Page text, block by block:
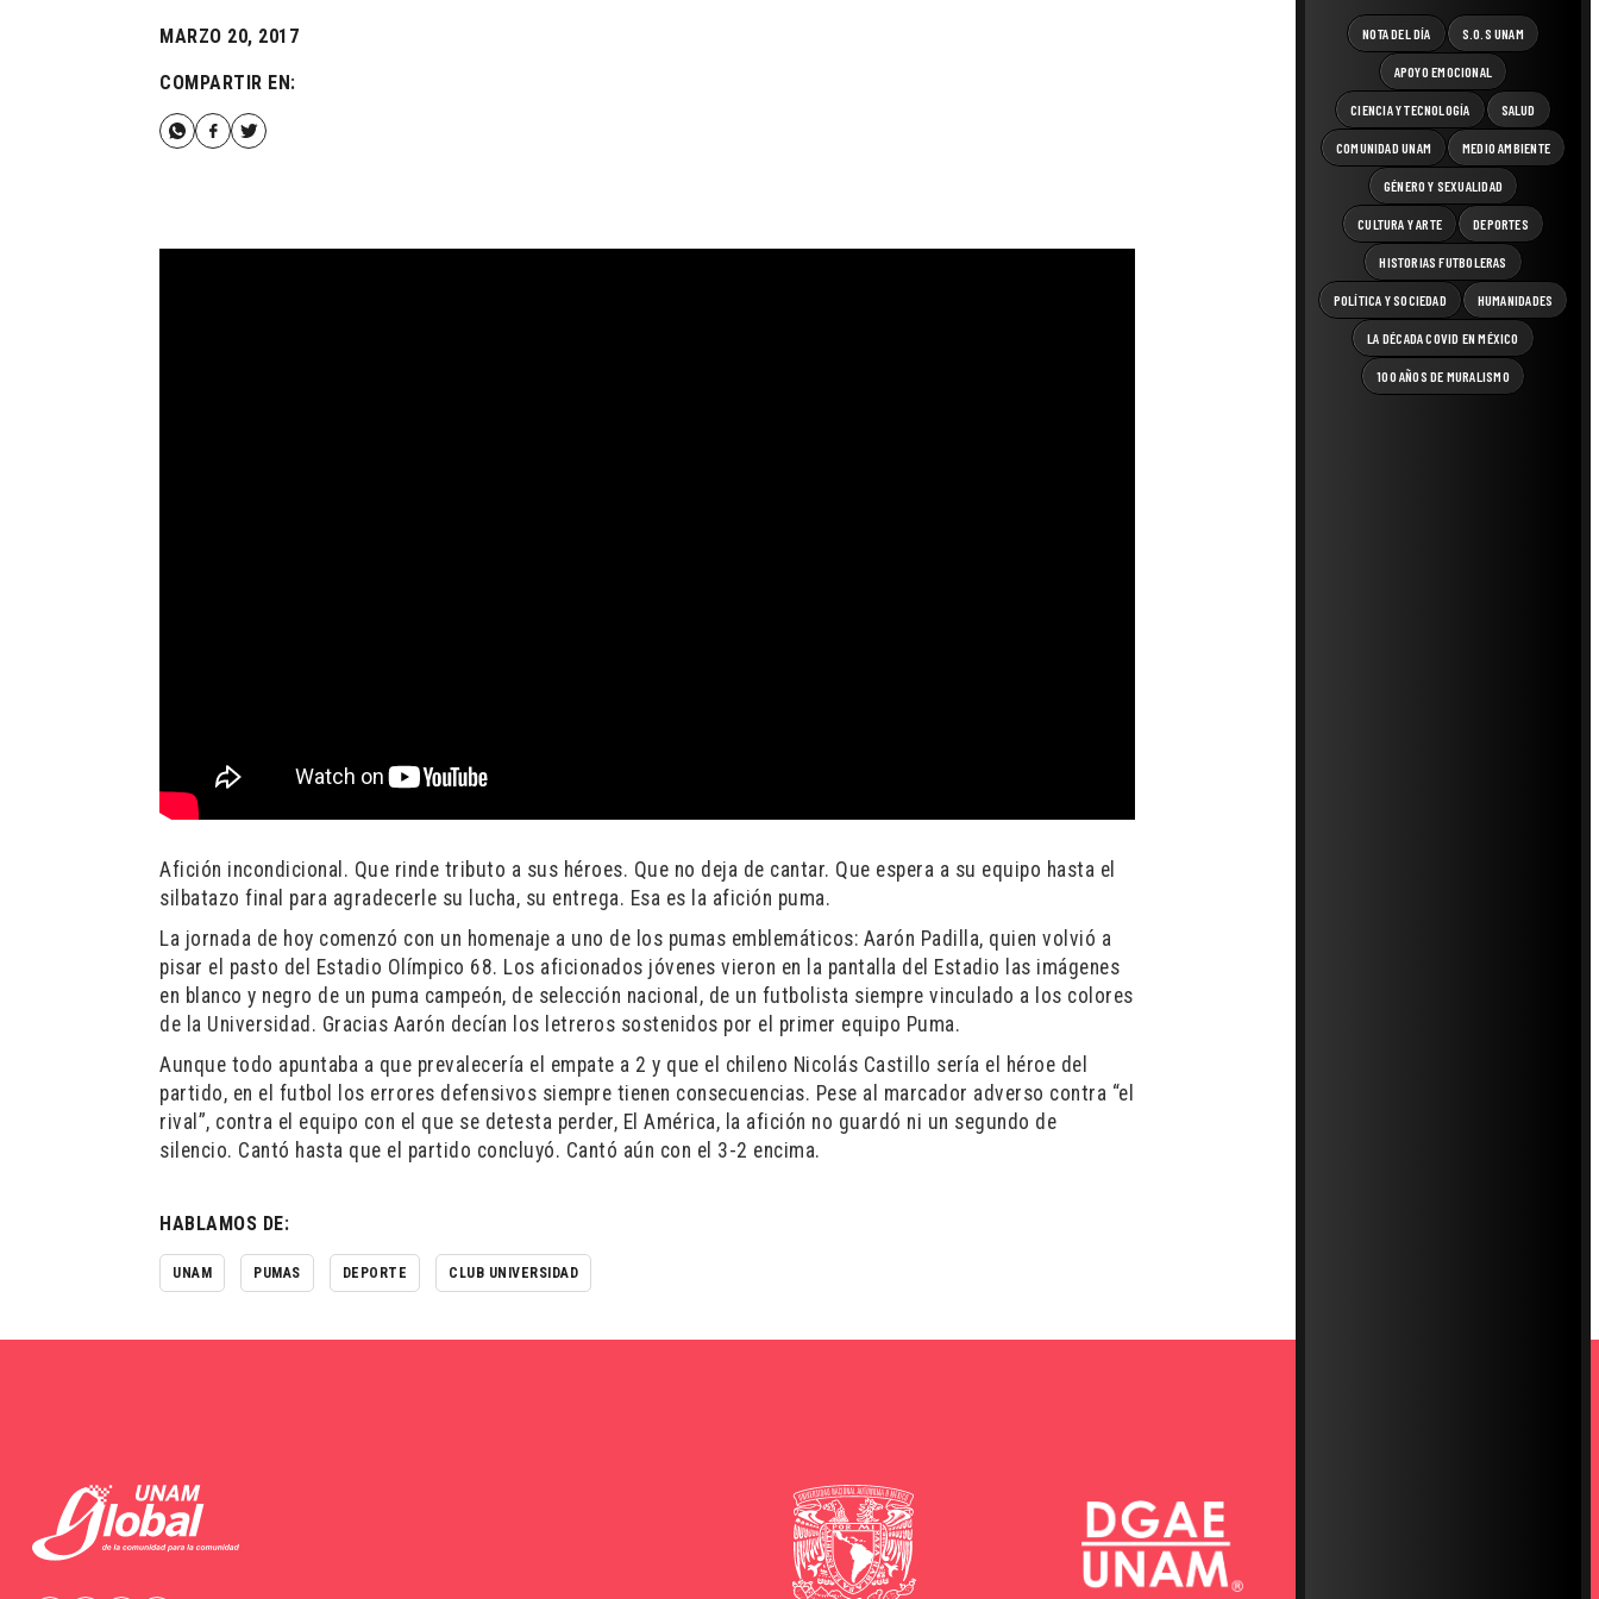
NOTA DEL DÍA S.O.S UNAM
APOYO EMOCIONAL
CIENCIA Y TECNOLOGÍA SALUD
COMUNIDAD UNAM MEDIO AMBIENTE
GÉNERO Y SEXUALIDAD
CULTURA Y ARTE DEPORTES
HISTORIAS FUTBOLERAS
POLÍTICA Y SOCIEDAD HUMANIDADES
LA DÉCADA COVID EN MÉXICO
100 AÑOS DE MURALISMO
MARZO 20, 2017
COMPARTIR EN:
Afición incondicional. Que rinde tributo a sus héroes. Que no deja de cantar. Que espera a su equipo hasta el
silbatazo final para agradecerle su lucha, su entrega. Esa es la afición puma.
La jornada de hoy comenzó con un homenaje a uno de los pumas emblemáticos: Aarón Padilla, quien volvió a
pisar el pasto del Estadio Olímpico 68. Los aficionados jóvenes vieron en la pantalla del Estadio las imágenes
en blanco y negro de un puma campeón, de selección nacional, de un futbolista siempre vinculado a los colores
de la Universidad. Gracias Aarón decían los letreros sostenidos por el primer equipo Puma.
Aunque todo apuntaba a que prevalecería el empate a 2 y que el chileno Nicolás Castillo sería el héroe del
partido, en el futbol los errores defensivos siempre tienen consecuencias. Pese al marcador adverso contra “el
rival”, contra el equipo con el que se detesta perder, El América, la afición no guardó ni un segundo de
silencio. Cantó hasta que el partido concluyó. Cantó aún con el 3-2 encima.
HABLAMOS DE:
UNAM PUMAS DEPORTE CLUB UNIVERSIDAD